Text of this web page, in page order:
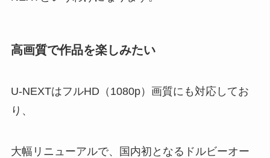
高画質で作品を楽しみたい
U-NEXTはフルHD（1080p）画質にも対応してお
り、
大幅リニューアルで、国内初となるドルビーオー